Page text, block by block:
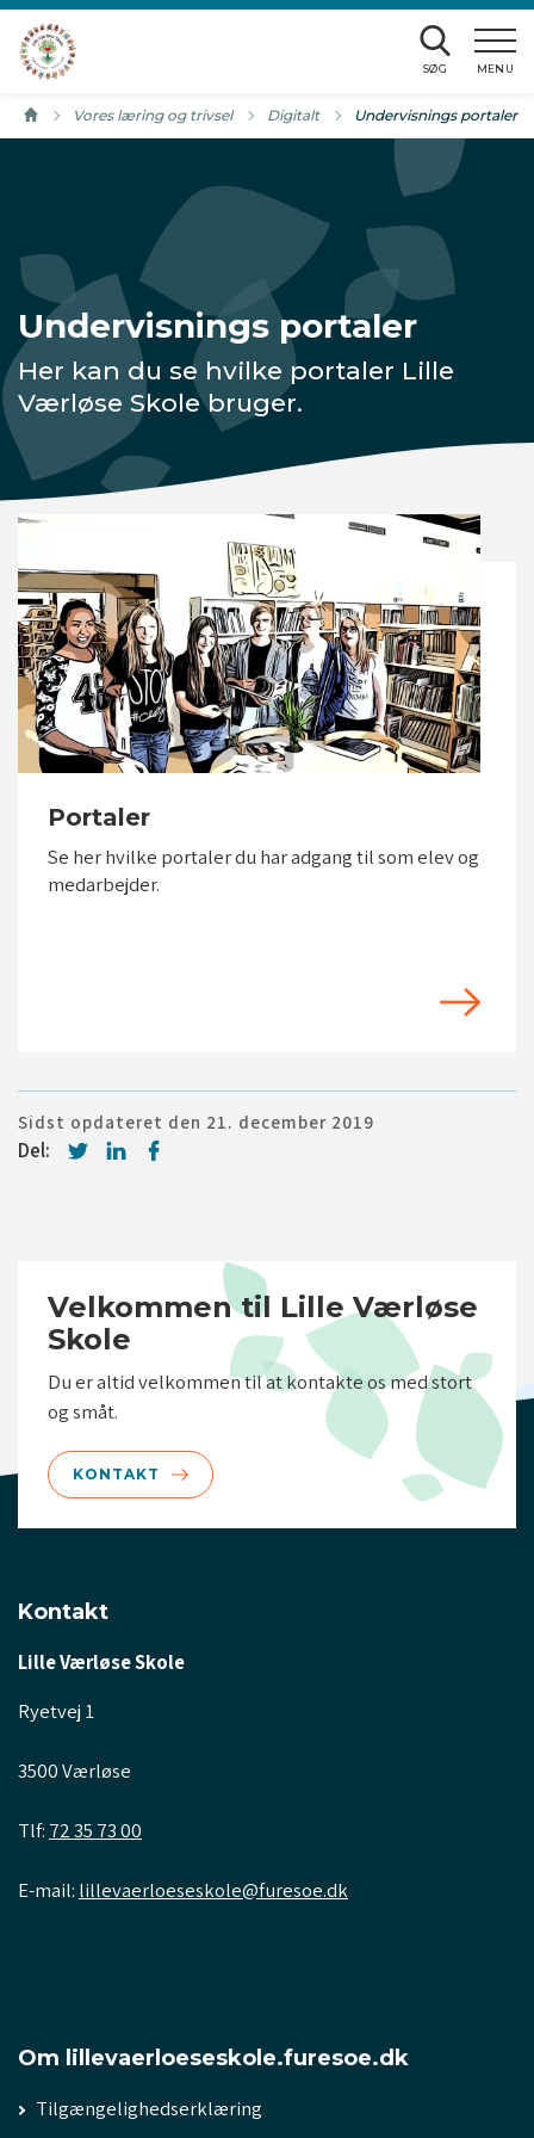
Gå til sidens indhold
SØG MENU
Vores læring og trivsel Digitalt Aktuel side:
Undervisnings portaler
Undervisnings portaler
Her kan du se hvilke portaler Lille
Værløse Skole bruger.
Portaler
Se her hvilke portaler du har adgang til som elev og
medarbejder.
Sidst opdateret den 21. december 2019
Del:
Velkommen til Lille Værløse
Skole
Du er altid velkommen til at kontakte os med stort
og småt.
KONTAKT
Kontakt
Lille Værløse Skole
Ryetvej 1
3500 Værløse
Tlf: 72 35 73 00
E-mail: lillevaerloeseskole@furesoe.dk
Om lillevaerloeseskole.furesoe.dk
Tilgængelighedserklæring
luk
luk
luk
luk